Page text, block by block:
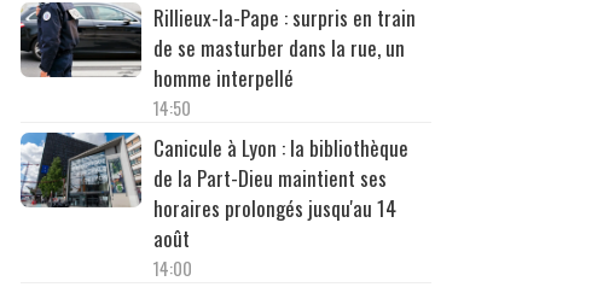
Rillieux-la-Pape : surpris en train
de se masturber dans la rue, un
homme interpellé
14:50
Canicule à Lyon : la bibliothèque
de la Part-Dieu maintient ses
horaires prolongés jusqu'au 14
août
14:00